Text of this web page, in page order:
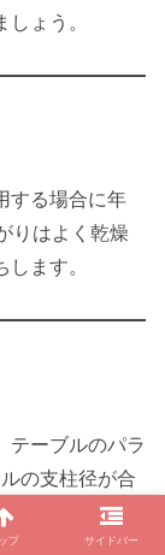
ょう。
する場合に年
りはよく乾燥
ます。
テーブルのパラ
の支柱径が合
プ サイドバー